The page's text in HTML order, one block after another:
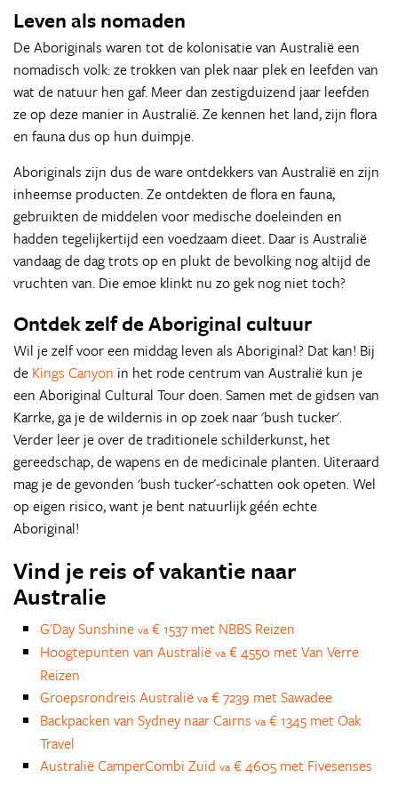
Leven als nomaden
De Aboriginals waren tot de kolonisatie van Australië een
nomadisch volk: ze trokken van plek naar plek en leefden van
wat de natuur hen gaf. Meer dan zestigduizend jaar leefden
ze op deze manier in Australië. Ze kennen het land, zijn flora
en fauna dus op hun duimpje.
Aboriginals zijn dus de ware ontdekkers van Australië en zijn
inheemse producten. Ze ontdekten de flora en fauna,
gebruikten de middelen voor medische doeleinden en
hadden tegelijkertijd een voedzaam dieet. Daar is Australië
vandaag de dag trots op en plukt de bevolking nog altijd de
vruchten van. Die emoe klinkt nu zo gek nog niet toch?
Ontdek zelf de Aboriginal cultuur
Wil je zelf voor een middag leven als Aboriginal? Dat kan! Bij
de Kings Canyon in het rode centrum van Australië kun je
een Aboriginal Cultural Tour doen. Samen met de gidsen van
Karrke, ga je de wildernis in op zoek naar 'bush tucker'.
Verder leer je over de traditionele schilderkunst, het
gereedschap, de wapens en de medicinale planten. Uiteraard
mag je de gevonden 'bush tucker'-schatten ook opeten. Wel
op eigen risico, want je bent natuurlijk géén echte
Aboriginal!
Vind je reis of vakantie naar
Australie
G'Day Sunshine va € 1537 met NBBS Reizen
Hoogtepunten van Australië va € 4550 met Van Verre
Reizen
Groepsrondreis Australië va € 7239 met Sawadee
Backpacken van Sydney naar Cairns va € 1345 met Oak
Travel
Australië CamperCombi Zuid va € 4605 met Fivesenses